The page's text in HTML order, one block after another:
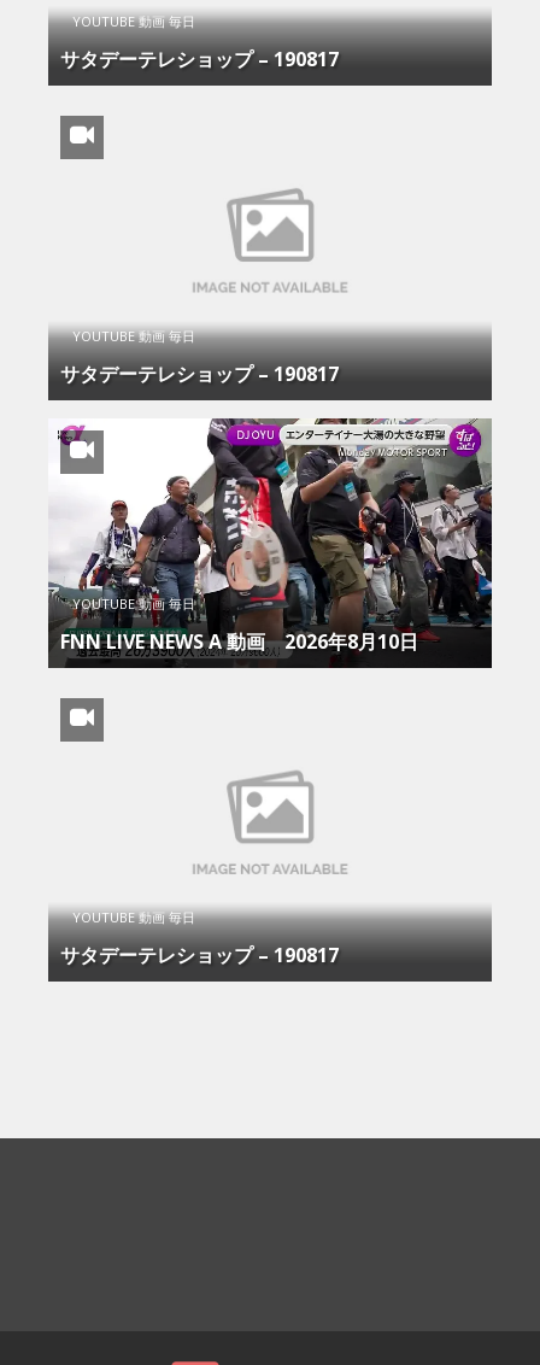
YOUTUBE 動画 毎日
サタデーテレショップ – 190817
YOUTUBE 動画 毎日
サタデーテレショップ – 190817
YOUTUBE 動画 毎日
FNN LIVE NEWS Α 動画 2026年8月10日
YOUTUBE 動画 毎日
サタデーテレショップ – 190817